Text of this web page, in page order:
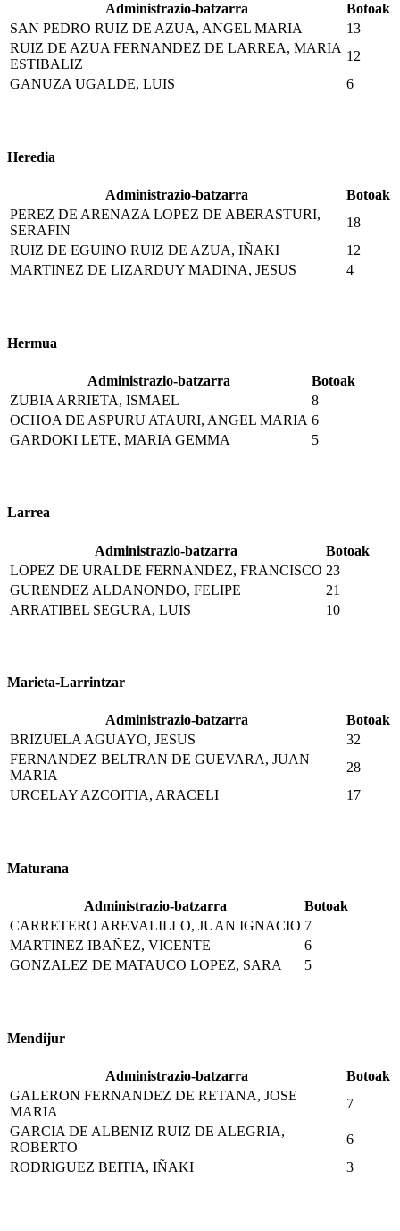
Administrazio-batzarra
Botoak
SAN PEDRO RUIZ DE AZUA, ANGEL MARIA
13
RUIZ DE AZUA FERNANDEZ DE LARREA, MARIA
ESTIBALIZ
12
GANUZA UGALDE, LUIS
6
Heredia
Administrazio-batzarra
Botoak
PEREZ DE ARENAZA LOPEZ DE ABERASTURI,
SERAFIN
18
RUIZ DE EGUINO RUIZ DE AZUA, IÑAKI
12
MARTINEZ DE LIZARDUY MADINA, JESUS
4
Hermua
Administrazio-batzarra
Botoak
ZUBIA ARRIETA, ISMAEL
8
OCHOA DE ASPURU ATAURI, ANGEL MARIA 6
GARDOKI LETE, MARIA GEMMA
5
Larrea
Administrazio-batzarra
Botoak
LOPEZ DE URALDE FERNANDEZ, FRANCISCO 23
GURENDEZ ALDANONDO, FELIPE
21
ARRATIBEL SEGURA, LUIS
10
Marieta-Larrintzar
Administrazio-batzarra
Botoak
BRIZUELA AGUAYO, JESUS
32
FERNANDEZ BELTRAN DE GUEVARA, JUAN
MARIA
28
URCELAY AZCOITIA, ARACELI
17
Maturana
Administrazio-batzarra
Botoak
CARRETERO AREVALILLO, JUAN IGNACIO 7
MARTINEZ IBAÑEZ, VICENTE
6
GONZALEZ DE MATAUCO LOPEZ, SARA
5
Mendijur
Administrazio-batzarra
Botoak
GALERON FERNANDEZ DE RETANA, JOSE
MARIA
7
GARCIA DE ALBENIZ RUIZ DE ALEGRIA,
ROBERTO
6
RODRIGUEZ BEITIA, IÑAKI
3